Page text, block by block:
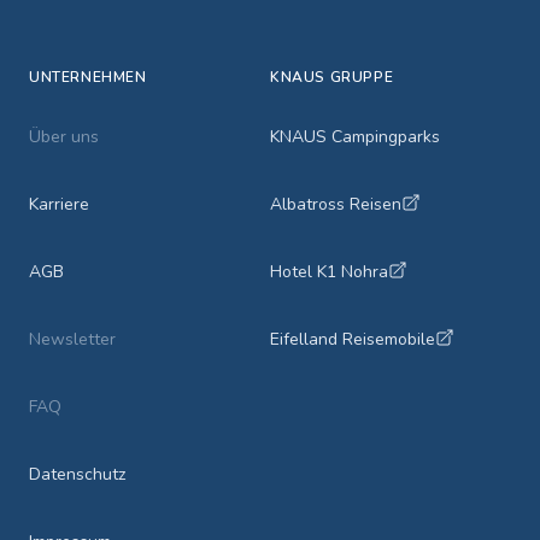
UNTERNEHMEN
Über uns
Karriere
AGB
Newsletter
FAQ
Datenschutz
KNAUS GRUPPE
KNAUS Campingparks
Albatross Reisen
Hotel K1 Nohra
Eifelland Reisemobile